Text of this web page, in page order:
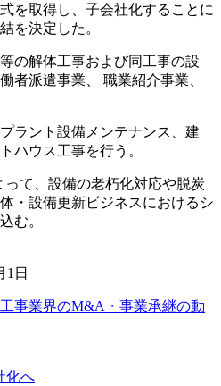
を取得し、子会社化することに
を決定した。
の解体工事および同工事の設
者派遣事業、 職業紹介事業、
ラント設備メンテナンス、建
ハウス工事を行う。
って、設備の老朽化対応や脱炭
・設備更新ビジネスにおけるシ
む。
日
事業界のM&A・事業承継の動
化へ